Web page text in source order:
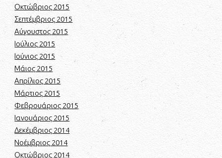
Οκτώβριος 2015
Σεπτέμβριος 2015
Αύγουστος 2015
Ιούλιος 2015
Ιούνιος 2015
Μάιος 2015
Απρίλιος 2015
Μάρτιος 2015
Φεβρουάριος 2015
Ιανουάριος 2015
Δεκέμβριος 2014
Νοέμβριος 2014
Οκτώβριος 2014